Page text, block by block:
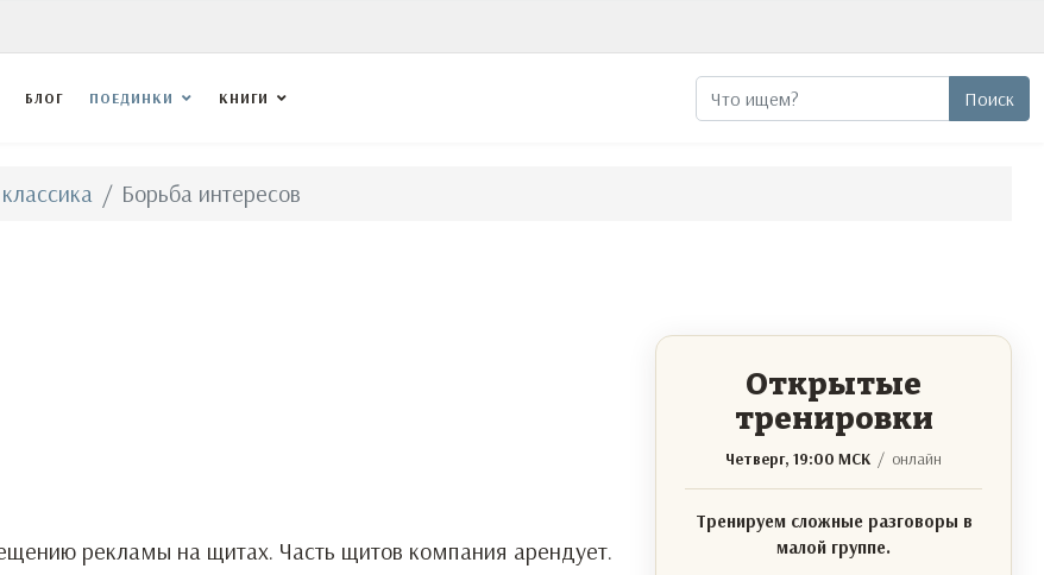
Поиск Поиск
БЛОГ ПОЕДИНКИ КНИГИ
Борьба интересов
рекламы на щитах. Часть щитов компания арендует.
Открытые
тренировки
Четверг, 19:00 МСК / онлайн
Тренируем сложные разговоры в
малой группе.